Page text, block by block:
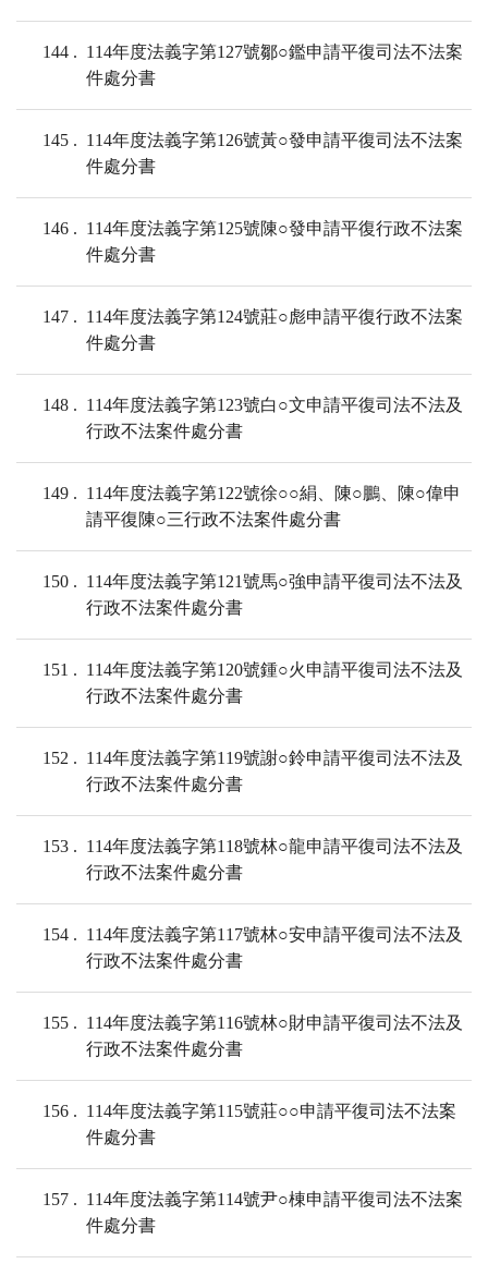
144
114年度法義字第127號鄒○鑑申請平復司法不法案
件處分書
145
114年度法義字第126號黃○發申請平復司法不法案
件處分書
146
114年度法義字第125號陳○發申請平復行政不法案
件處分書
147
114年度法義字第124號莊○彪申請平復行政不法案
件處分書
148
114年度法義字第123號白○文申請平復司法不法及
行政不法案件處分書
149
114年度法義字第122號徐○○絹、陳○鵬、陳○偉申
請平復陳○三行政不法案件處分書
150
114年度法義字第121號馬○強申請平復司法不法及
行政不法案件處分書
151
114年度法義字第120號鍾○火申請平復司法不法及
行政不法案件處分書
152
114年度法義字第119號謝○鈴申請平復司法不法及
行政不法案件處分書
153
114年度法義字第118號林○龍申請平復司法不法及
行政不法案件處分書
154
114年度法義字第117號林○安申請平復司法不法及
行政不法案件處分書
155
114年度法義字第116號林○財申請平復司法不法及
行政不法案件處分書
156
114年度法義字第115號莊○○申請平復司法不法案
件處分書
157
114年度法義字第114號尹○棟申請平復司法不法案
件處分書